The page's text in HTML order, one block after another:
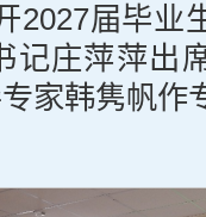
2027届毕业
记庄萍萍出
家韩隽帆作